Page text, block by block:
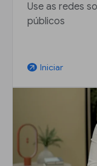
Use as redes
públicos
arrow_outward Iniciar